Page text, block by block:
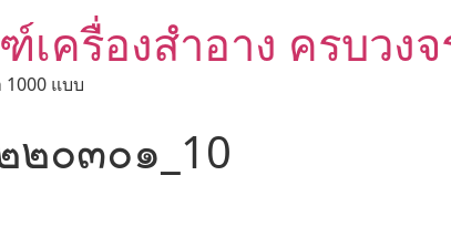
ครื่องสำอาง ครบวงจ
แบบ
๒๐๓๐๑_10